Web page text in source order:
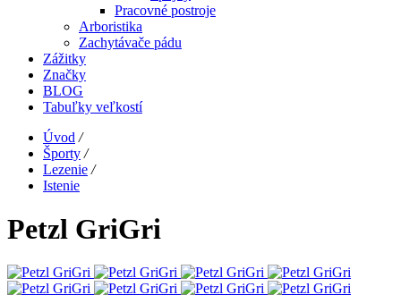
Pracovné postroje
Arboristika
Zachytávače pádu
Zážitky
Značky
BLOG
Tabuľky veľkostí
Úvod /
Športy /
Lezenie /
Istenie
Petzl GriGri